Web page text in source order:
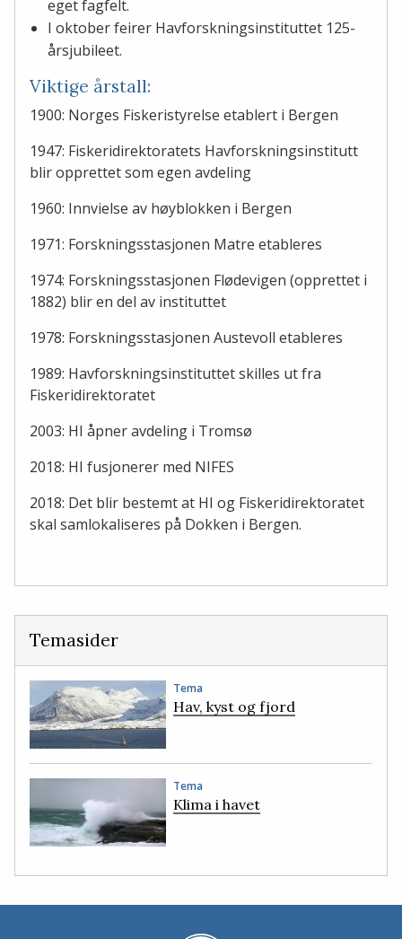
eget fagfelt.
I oktober feirer Havforskningsinstituttet 125-
årsjubileet.
Viktige årstall:
1900: Norges Fiskeristyrelse etablert i Bergen
1947: Fiskeridirektoratets Havforskningsinstitutt
blir opprettet som egen avdeling
1960: Innvielse av høyblokken i Bergen
1971: Forskningsstasjonen Matre etableres
1974: Forskningsstasjonen Flødevigen (opprettet i
1882) blir en del av instituttet
1978: Forskningsstasjonen Austevoll etableres
1989: Havforskningsinstituttet skilles ut fra
Fiskeridirektoratet
2003: HI åpner avdeling i Tromsø
2018: HI fusjonerer med NIFES
2018: Det blir bestemt at HI og Fiskeridirektoratet
skal samlokaliseres på Dokken i Bergen.​​​​
Temasider
Tema
Hav, kyst og fjord
Tema
Klima i havet